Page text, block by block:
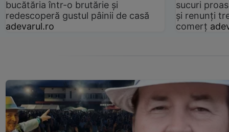
bucătăria într-o brutărie și
redescoperă gustul pâinii de casă
adevarul.ro
sucuri
și renunți
comerț